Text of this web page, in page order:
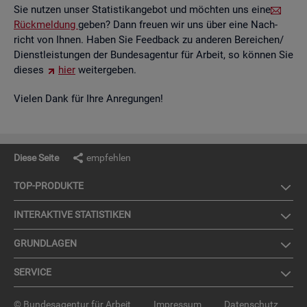
Sie nut­zen unser Sta­tis­tik­an­ge­bot und möch­ten uns eine
Rück­mel­dung geben? Dann freu­en wir uns über eine Nach­
richt von Ihnen. Haben Sie Feed­back zu an­de­ren Be­rei­chen/
Dienst­leis­tun­gen der Bun­des­agen­tur für Ar­beit, so kön­nen Sie
die­ses
hier wei­ter­ge­ben.
Vie­len Dank für Ihre An­re­gun­gen!
Diese Seite empfehlen
TOP-PRO­DUK­TE
IN­TER­AK­TI­VE STA­TIS­TI­KEN
GRUND­LA­GEN
SER­VICE
© Bundesagentur für Arbeit Impressum Datenschutz